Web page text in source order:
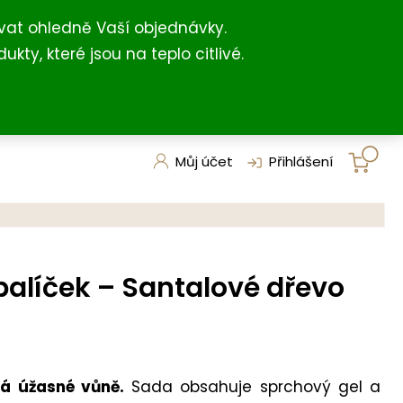
ohledně Vaší objednávky.
které jsou na teplo citlivé.
+420 731 127 211 (For English)
Můj účet Přihlášení
– Santalové dřevo
úžasné vůně. Sada obsahuje sprchový gel a